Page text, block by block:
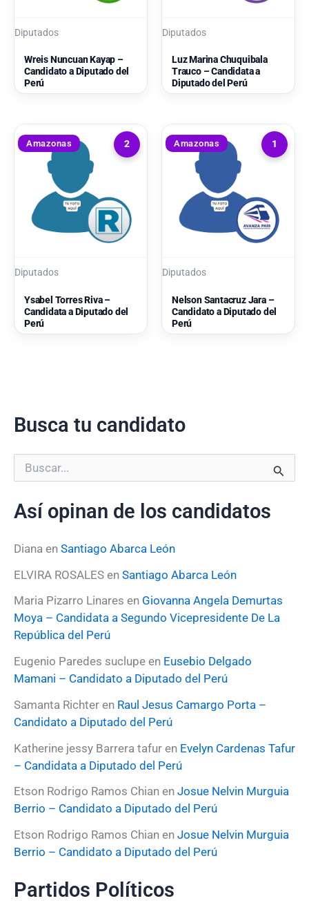
Diputados
Wreis Nuncuan Kayap –
Candidato a Diputado del
Perú
Diputados
Luz Marina Chuquibala
Trauco – Candidata a
Diputado del Perú
2
Amazonas
Diputados
Ysabel Torres Riva –
Candidata a Diputado del
Perú
1
Amazonas
Diputados
Nelson Santacruz Jara –
Candidato a Diputado del
Perú
Busca tu candidato
u
c
p
r
:
Así opinan de los candidatos
Diana en Santiago Abarca León
ELVIRA ROSALES en Santiago Abarca León
Maria Pizarro Linares en Giovanna Angela Demurtas
Moya – Candidata a Segundo Vicepresidente De La
República del Perú
Eugenio Paredes suclupe en Eusebio Delgado
Mamani – Candidato a Diputado del Perú
Samanta Richter en Raul Jesus Camargo Porta –
Candidato a Diputado del Perú
Katherine jessy Barrera tafur en Evelyn Cardenas Tafur
– Candidata a Diputado del Perú
Etson Rodrigo Ramos Chian en Josue Nelvin Murguia
Berrio – Candidato a Diputado del Perú
Etson Rodrigo Ramos Chian en Josue Nelvin Murguia
Berrio – Candidato a Diputado del Perú
Partidos Políticos